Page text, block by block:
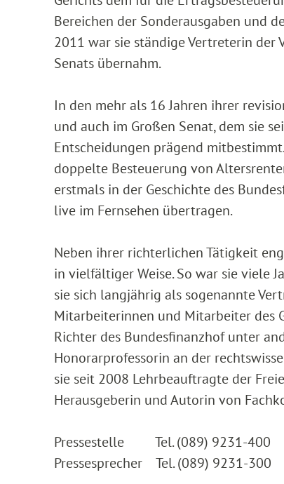
Bereichen der Sonderausgaben und
2011 war sie ständige Vertreterin der
Senats übernahm.
In den mehr als 16 Jahren ihrer
und auch im Großen Senat, dem sie
Entscheidungen prägend
doppelte Besteuerung von
erstmals in der Geschichte des
live im Fernsehen übertragen.
Neben ihrer richterlichen Tätigkeit
in vielfältiger Weise. So war sie viele
sie sich langjährig als sogenannte
Mitarbeiterinnen und Mitarbeiter des
Richter des Bundesfinanzhof unter
Honorarprofessorin an der
sie seit 2008 Lehrbeauftragte der
Herausgeberin und Autorin von
Pressestelle Tel. (089) 9231-400
Pressesprecher Tel. (089) 9231-300